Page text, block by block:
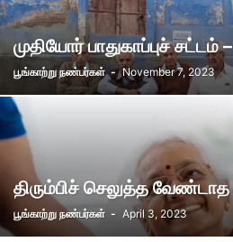
முதியோர் பாதுகாப்புச்
பூங்காற்று நண்பர்கள் - November 7, 2023
திரும்பிச் செலுத்த
பூங்காற்று நண்பர்கள் - April 3, 2023